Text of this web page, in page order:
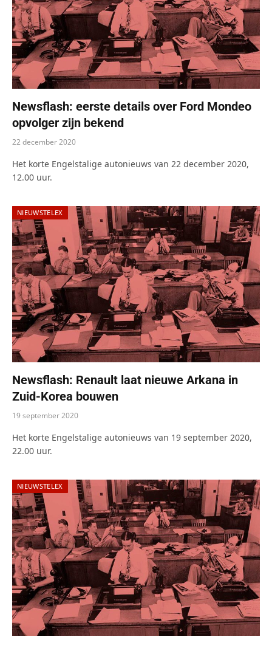
Newsflash: eerste details over Ford Mondeo
opvolger zijn bekend
22 december 2020
Het korte Engelstalige autonieuws van 22 december 2020,
12.00 uur.
NIEUWSTELEX
Newsflash: Renault laat nieuwe Arkana in
Zuid-Korea bouwen
19 september 2020
Het korte Engelstalige autonieuws van 19 september 2020,
22.00 uur.
NIEUWSTELEX